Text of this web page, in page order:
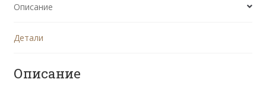
подушками
овальным
Описание
Детали
Описание